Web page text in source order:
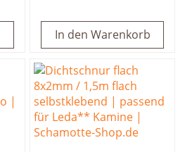
In den Warenkorb